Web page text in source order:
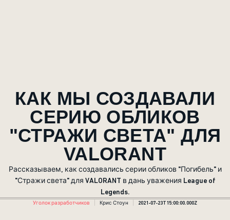
КАК МЫ СОЗДАВАЛИ
СЕРИЮ ОБЛИКОВ
"СТРАЖИ СВЕТА" ДЛЯ
VALORANT
Рассказываем, как создавались серии обликов "Погибель" и
"Стражи света" для VALORANT в дань уважения League of
Legends.
Уголок разработчиков Крис Стоун 2021-07-23T15:00:00.000Z